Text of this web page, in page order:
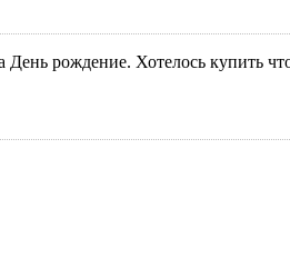
День рождение. Хотелось купить